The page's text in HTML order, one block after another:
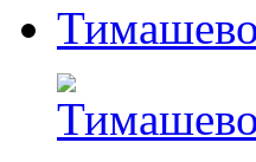
Тимашево